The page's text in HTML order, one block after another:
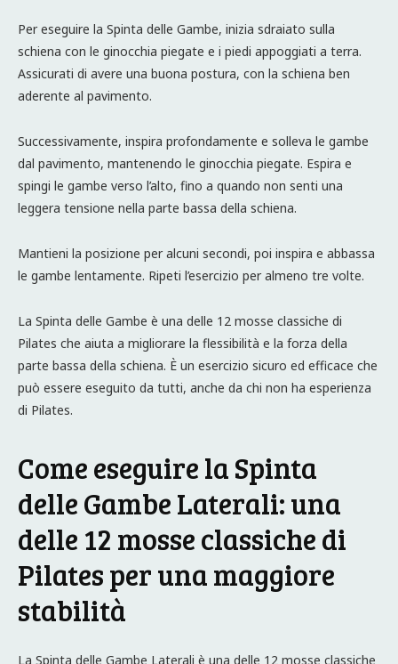
Per eseguire la Spinta delle Gambe, inizia sdraiato sulla
schiena con le ginocchia piegate e i piedi appoggiati a terra.
Assicurati di avere una buona postura, con la schiena ben
aderente al pavimento.
Successivamente, inspira profondamente e solleva le gambe
dal pavimento, mantenendo le ginocchia piegate. Espira e
spingi le gambe verso l’alto, fino a quando non senti una
leggera tensione nella parte bassa della schiena.
Mantieni la posizione per alcuni secondi, poi inspira e abbassa
le gambe lentamente. Ripeti l’esercizio per almeno tre volte.
La Spinta delle Gambe è una delle 12 mosse classiche di
Pilates che aiuta a migliorare la flessibilità e la forza della
parte bassa della schiena. È un esercizio sicuro ed efficace che
può essere eseguito da tutti, anche da chi non ha esperienza
di Pilates.
Come eseguire la Spinta
delle Gambe Laterali: una
delle 12 mosse classiche di
Pilates per una maggiore
stabilità
La Spinta delle Gambe Laterali è una delle 12 mosse classiche